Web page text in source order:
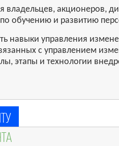
владельцев, акционеров,
обучению и развитию
навыки управления
с управлением
этапы и технологии